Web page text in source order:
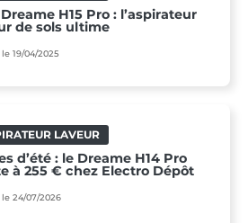
H15 Pro : l’aspirateur
de sols ultime
19/04/2025
LAVEUR
d’été : le Dreame H14 Pro
à 255 € chez Electro Dépôt
24/07/2026